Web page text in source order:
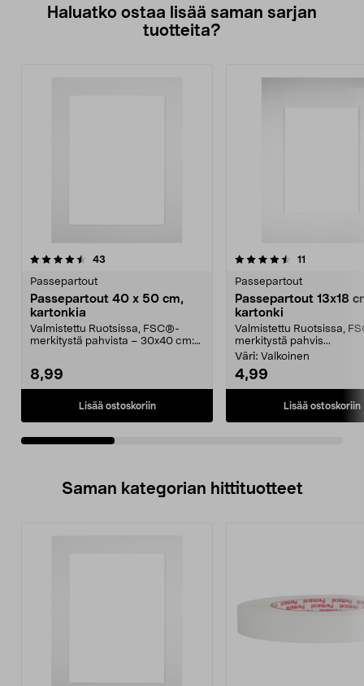
Haluatko ostaa lisää saman sarjan
tuotteita?
43
Passepartout
Passepartout 40 x 50 cm,
kartonkia
Valmistettu Ruotsissa, FSC®-
merkitystä pahvista – 30x40 cm:n
8,99
Lisää ostoskoriin
4.5viidestä
11
Passepartout
Passepartout 13x18
kartonki
Valmistettu Ruotsissa,
merkitystä pahvis...
Väri: Valkoinen
4,99
Lisää ostoskoriin
4.5viidestä
Saman kategorian hittituotteet